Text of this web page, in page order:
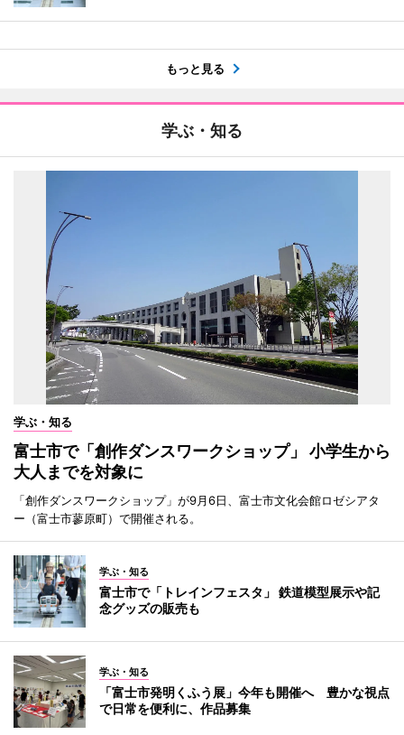
もっと見る
学ぶ・知る
学ぶ・知る
富士市で「創作ダンスワークショップ」 小学生から
大人までを対象に
「創作ダンスワークショップ」が9月6日、富士市文化会館ロゼシアタ
ー（富士市蓼原町）で開催される。
学ぶ・知る
富士市で「トレインフェスタ」 鉄道模型展示や記
念グッズの販売も
学ぶ・知る
「富士市発明くふう展」今年も開催へ 豊かな視点
で日常を便利に、作品募集